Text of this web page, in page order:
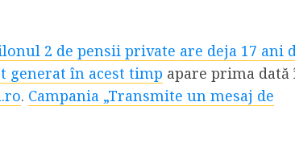
2 de pensii private are deja 17 ani
generat în acest timp apare prima dată
. Campania „Transmite un mesaj de